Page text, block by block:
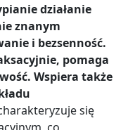
działanie
znanym
i bezsenność.
pomaga
Wspiera także
się